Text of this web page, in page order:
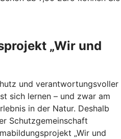
„Wir und
und verantwortungsvoller
sich lernen – und zwar am
in der Natur. Deshalb
Schutzgemeinschaft
„Wir und